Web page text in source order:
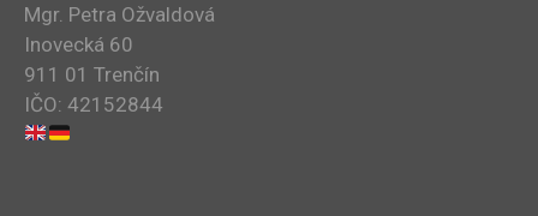
Mgr. Petra Ožvaldová
Inovecká 60
911 01 Trenčín
IČO: 42152844